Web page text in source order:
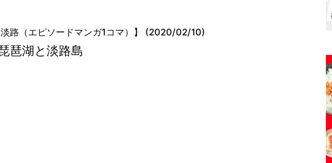
路（エピソードマンガ1コマ）】 (2020/02/10)
琶湖と淡路島